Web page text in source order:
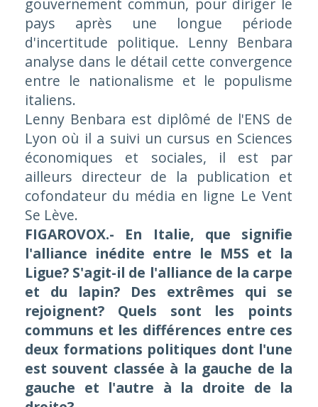
gouvernement commun, pour diriger le
pays après une longue période
d'incertitude politique. Lenny Benbara
analyse dans le détail cette convergence
entre le nationalisme et le populisme
italiens.
Lenny Benbara est diplômé de l'ENS de
Lyon où il a suivi un cursus en Sciences
économiques et sociales, il est par
ailleurs directeur de la publication et
cofondateur du média en ligne Le Vent
Se Lève.
FIGAROVOX.- En Italie, que signifie
l'alliance inédite entre le M5S et la
Ligue? S'agit-il de l'alliance de la carpe
et du lapin? Des extrêmes qui se
rejoignent? Quels sont les points
communs et les différences entre ces
deux formations politiques dont l'une
est souvent classée à la gauche de la
gauche et l'autre à la droite de la